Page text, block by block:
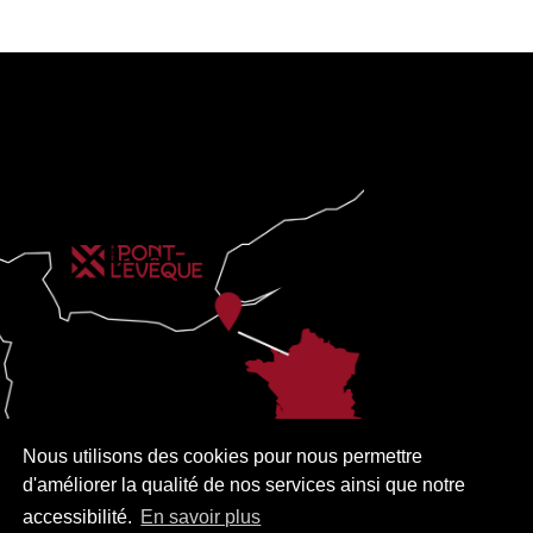
Nous utilisons des cookies pour nous permettre
d'améliorer la qualité de nos services ainsi que notre
accessibilité. En savoir plus